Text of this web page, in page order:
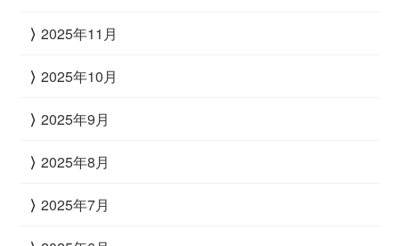
2025年11月
2025年10月
2025年9月
2025年8月
2025年7月